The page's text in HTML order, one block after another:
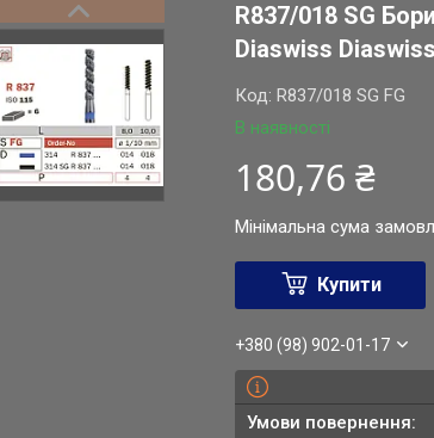
R837/018 SG
Diaswiss
В наявності
Код:R837/018 SG FG
180,76 ₴
Мінімальна сума
Купити
+380 (98) 902-01-17